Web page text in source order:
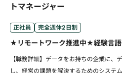
トマネージャー
正社員 完全週休2日制
★リモートワーク推進中★経験言語
【職務詳細】データをお持ちの企業に、
し、経営の課題を解決するためのシステ